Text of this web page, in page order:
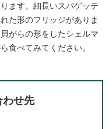
ます。細長いスパゲッテ
た形のフリッジがありま
がらの形をしたシェルマ
食べてみてください。​
わせ先